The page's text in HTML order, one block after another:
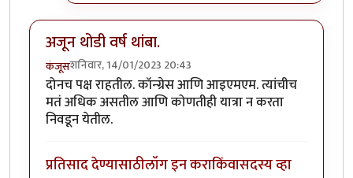
अजून थोडी वर्ष थांबा.
कंजूसशनिवार, 14/01/2023 20:43
दोनच पक्ष राहतील. कॉन्ग्रेस आणि आइएमएम. त्यांचीच
मतं अधिक असतील आणि कोणतीही यात्रा न करता
निवडून येतील.
प्रतिसाद देण्यासाठीलॉग इन कराकिंवासदस्य व्हा